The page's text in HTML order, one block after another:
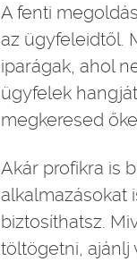
A fenti
az ügyfeleidtől.
iparágak, ahol
ügyfelek
megkeresed
Akár profikra is
alkalmazásokat
biztosíthatsz.
töltögetni, ajánlj